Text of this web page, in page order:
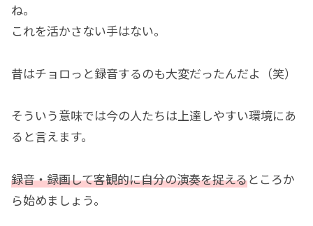
ね。
これを活かさない手はない。
昔はチョロっと録音するのも大変だったんだよ（笑）
そういう意味では今の人たちは上達しやすい環境にあ
ると言えます。
録音・録画して客観的に自分の演奏を捉えるところか
ら始めましょう。